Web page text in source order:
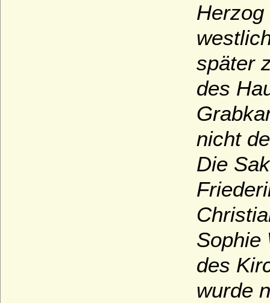
später
des
nicht
Die
Sophie
des
wurde